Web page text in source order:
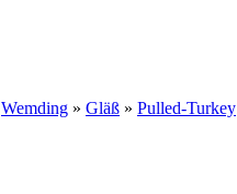
Wemding » Gläß » Pulled-Turkey